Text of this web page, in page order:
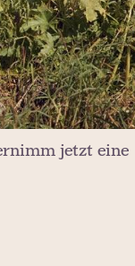
jetzt eine